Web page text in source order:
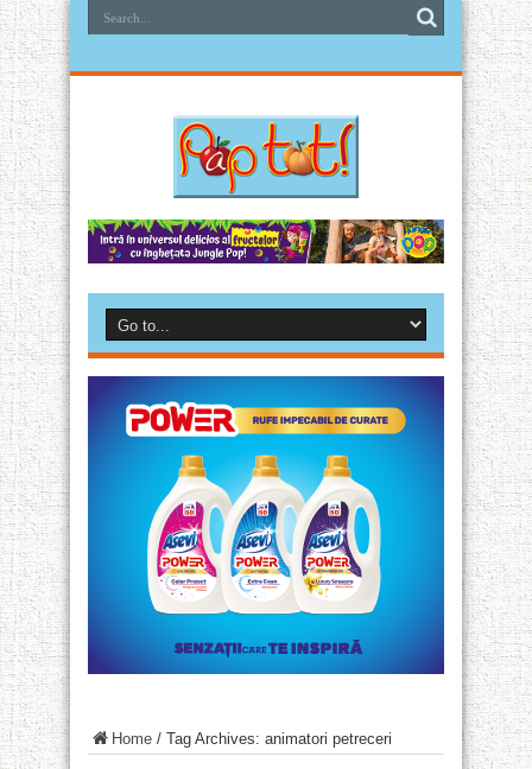
Home / Tag Archives: animatori petreceri